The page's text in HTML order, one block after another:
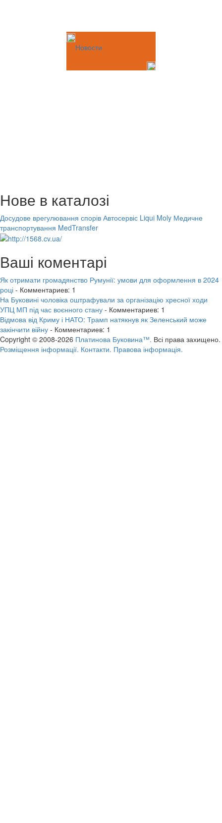
Новости
Нове в каталозі
Досудове врегулювання спорів Автосервіс Liqui Moly Медичне
транспортування MedTransfer
Ваші коментарі
Як отримати громадянство Румунії: умови для оформлення в 2024
році - Комментариев: 1
На Буковині чоловіка оштрафували за організацію хресної ходи
УПЦ МП під час воєнного стану - Комментариев: 1
Відмова від Криму і НАТО: Трамп натякнув як Зеленський може
закінчити війну - Комментариев: 1
Copyright © 2008-2026 Платинова Буковина™. Всі права захищено.
Розміщення інформації. Контакти. Правова інформація.